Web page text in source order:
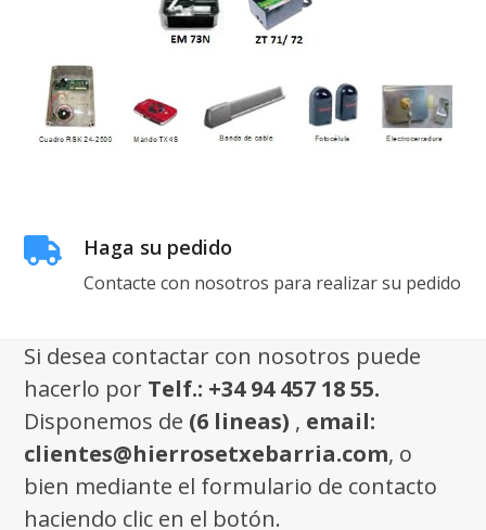
Haga su pedido
Contacte con nosotros para realizar su pedido
Si desea contactar con nosotros puede
hacerlo por Telf.: +34 94 457 18 55.
Disponemos de (6 lineas) , email:
clientes@hierrosetxebarria.com, o
bien mediante el formulario de contacto
haciendo clic en el botón.